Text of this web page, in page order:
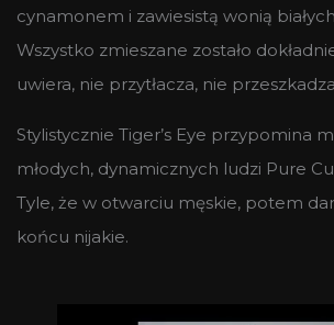
cynamonem i zawiesistą wonią
Wszystko zmieszane zostało
uwiera, nie przytłacza, nie
Stylistycznie Tiger’s Eye przypomina
młodych, dynamicznych ludzi Pure
Tyle, że w otwarciu męskie, potem
końcu nijakie.